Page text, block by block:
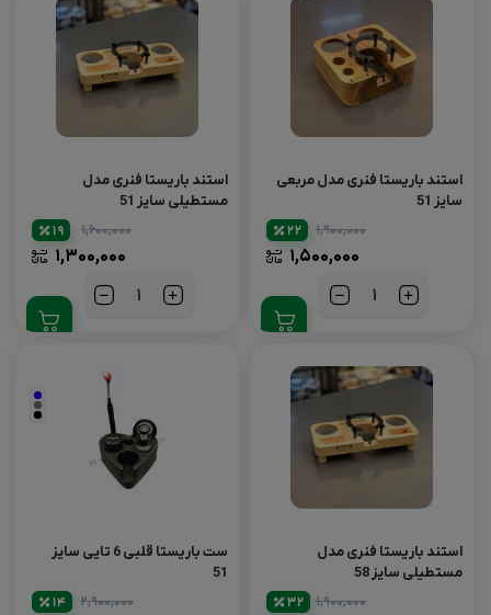
استند باریستا فنری مدل مربعی
سایز 51
۱,۹۰۰,۰۰۰
۱,۵۰۰,۰۰۰
22
تعداد
استند باریستا فنری مدل
مستطیلی سایز 51
۱,۶۰۰,۰۰۰
۱,۳۰۰,۰۰۰
19
تعداد
استند باریستا فنری مدل
مستطیلی سایز 58
۱,۹۰۰,۰۰۰ 32
ست باریستا قلبی 6 تایی سایز
51
۲,۹۰۰,۰۰۰ 14